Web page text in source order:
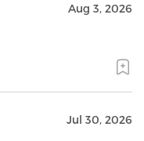
Aug 3, 2026
Jul 30, 2026